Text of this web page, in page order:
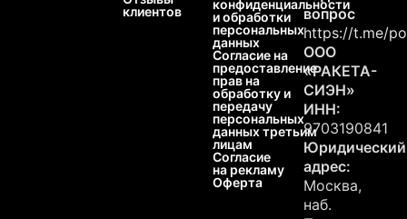
клиентов
конфиденциальности
и обработки
персональных
данных
Согласие на
предоставление
прав на
обработку и
передачу
персональных
данных третьим
лицам
Согласие
на рекламу
Оферта
вопрос
https://t.me/
ООО
«РАКЕТА-
СИЭН»
ИНН:
9703190841
Юридический
адрес:
Москва,
наб.